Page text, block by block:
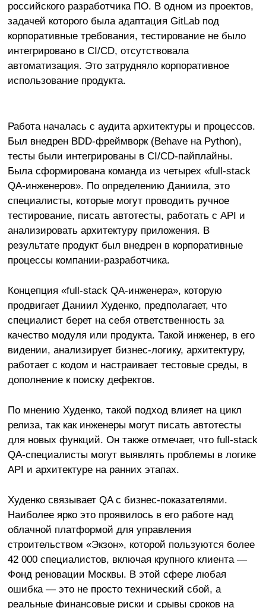
российского разработчика ПО. В одном из проектов,
задачей которого была адаптация GitLab под
корпоративные требования, тестирование не было
интегрировано в CI/CD, отсутствовала
автоматизация. Это затрудняло корпоративное
использование продукта.
Работа началась с аудита архитектуры и процессов.
Был внедрен BDD-фреймворк (Behave на Python),
тесты были интегрированы в CI/CD-пайплайны.
Была сформирована команда из четырех «full-stack
QA-инженеров». По определению Даниила, это
специалисты, которые могут проводить ручное
тестирование, писать автотесты, работать с API и
анализировать архитектуру приложения. В
результате продукт был внедрен в корпоративные
процессы компании-разработчика.
Концепция «full-stack QA-инженера», которую
продвигает Даниил Худенко, предполагает, что
специалист берет на себя ответственность за
качество модуля или продукта. Такой инженер, в его
видении, анализирует бизнес-логику, архитектуру,
работает с кодом и настраивает тестовые среды, в
дополнение к поиску дефектов.
По мнению Худенко, такой подход влияет на цикл
релиза, так как инженеры могут писать автотесты
для новых функций. Он также отмечает, что full-stack
QA-специалисты могут выявлять проблемы в логике
API и архитектуре на ранних этапах.
Худенко связывает QA с бизнес-показателями.
Наиболее ярко это проявилось в его работе над
облачной платформой для управления
строительством «Экзон», которой пользуются более
42 000 специалистов, включая крупного клиента —
Фонд реновации Москвы. В этой сфере любая
ошибка — это не просто технический сбой, а
реальные финансовые риски и срывы сроков на